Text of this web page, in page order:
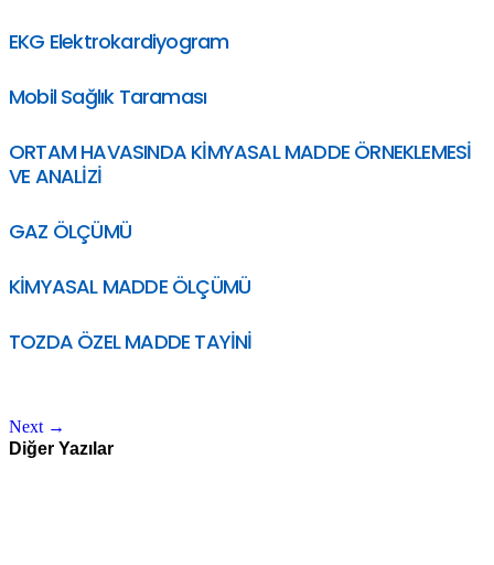
EKG Elektrokardiyogram
Mobil Sağlık Taraması
ORTAM HAVASINDA KİMYASAL MADDE ÖRNEKLEMESİ
VE ANALİZİ
GAZ ÖLÇÜMÜ
KİMYASAL MADDE ÖLÇÜMÜ
TOZDA ÖZEL MADDE TAYİNİ
Next →
Diğer Yazılar